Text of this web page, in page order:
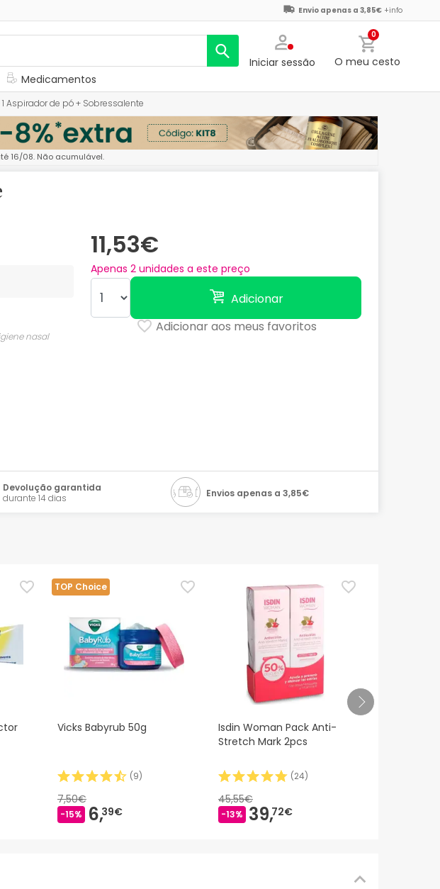
Envio apenas a 3,85€ +info
Iniciar sessão
0
O meu cesto
Medicamentos
Aspirador de pó + Sobressalente
16/08. Não acumulável.
11,53€
Apenas 2 unidades a este preço
Adicionar
Adicionar aos meus favoritos
nasal
Devolução garantida
durante 14 dias
Envios apenas a 3,85€
TOP Choice
Vicks Babyrub 50g
(9)
7,50€
-15% 6,39€
Isdin Woman Pack Anti-
Stretch Mark 2pcs
(24)
45,55€
-13% 39,72€